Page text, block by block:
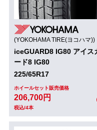
(YOKOHAMA TIRE(ヨコハマ))
iceGUARD8 IG80 アイス
ード8 IG80
225/65R17
ホイールセット販売価格
206,700円
税込/4本